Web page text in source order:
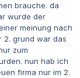
brauche. da
wurde der
meinung nach
2. grund war das
zum
nun hab ich
firma nur im 2.